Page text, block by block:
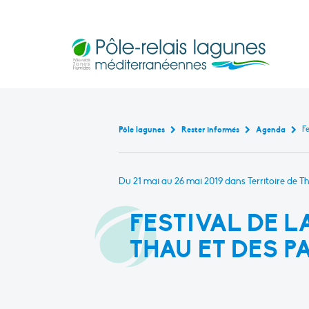
Pôle lagunes Rester informés Agenda
Du 21 mai au 26 mai 2019dans Territoire de
FESTIVAL DE
THAU ET DES